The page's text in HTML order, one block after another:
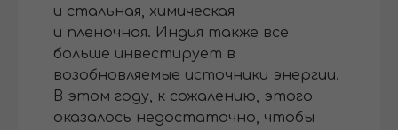
и стальная, химическая
и пленочная. Индия также все
больше инвестирует в
возобновляемые источники энергии.
В этом году, к сожалению, этого
оказалось недостаточно, чтобы